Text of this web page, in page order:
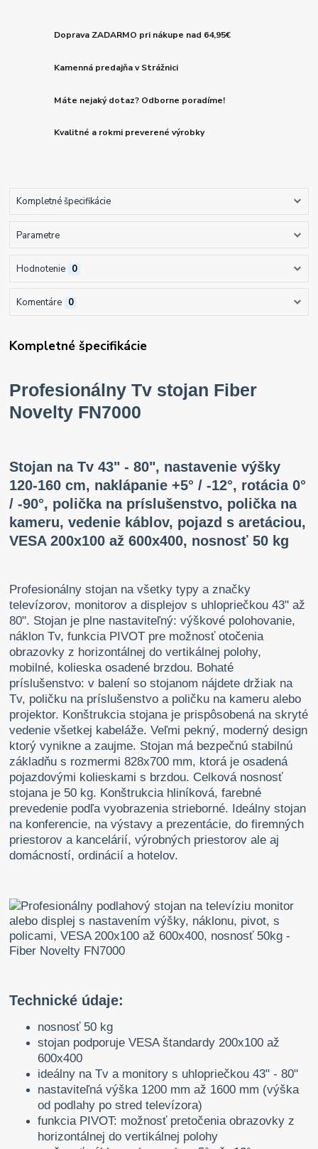
Doprava ZADARMO pri nákupe nad 64,95€
Kamenná predajňa v Strážnici
Máte nejaký dotaz? Odborne poradíme!
Kvalitné a rokmi preverené výrobky
Kompletné špecifikácie
Parametre
Hodnotenie 0
Komentáre 0
Kompletné špecifikácie
Profesionálny Tv stojan Fiber
Novelty FN7000
Stojan na Tv 43" - 80", nastavenie výšky
120-160 cm, naklápanie +5° / -12°, rotácia 0°
/ -90°, polička na príslušenstvo, polička na
kameru, vedenie káblov, pojazd s aretáciou,
VESA 200x100 až 600x400, nosnosť 50 kg
Profesionálny stojan na všetky typy a značky
televízorov, monitorov a displejov s uhlopriečkou 43" až
80". Stojan je plne nastaviteľný: výškové polohovanie,
náklon Tv, funkcia PIVOT pre možnosť otočenia
obrazovky z horizontálnej do vertikálnej polohy,
mobilné, kolieska osadené brzdou. Bohaté
príslušenstvo: v balení so stojanom nájdete držiak na
Tv, poličku na príslušenstvo a poličku na kameru alebo
projektor. Konštrukcia stojana je prispôsobená na skryté
vedenie všetkej kabeláže. Veľmi pekný, moderný design
ktorý vynikne a zaujme. Stojan má bezpečnú stabilnú
základňu s rozmermi 828x700 mm, ktorá je osadená
pojazdovými kolieskami s brzdou. Celková nosnosť
stojana je 50 kg. Konštrukcia hliníková, farebné
prevedenie podľa vyobrazenia strieborné. Ideálny stojan
na konferencie, na výstavy a prezentácie, do firemných
priestorov a kancelárií, výrobných priestorov ale aj
domácností, ordinácií a hotelov.
Technické údaje:
nosnosť 50 kg
stojan podporuje VESA štandardy 200x100 až
600x400
ideálny na Tv a monitory s uhlopriečkou 43" - 80"
nastaviteľná výška 1200 mm až 1600 mm (výška
od podlahy po stred televízora)
funkcia PIVOT: možnosť pretočenia obrazovky z
horizontálnej do vertikálnej polohy